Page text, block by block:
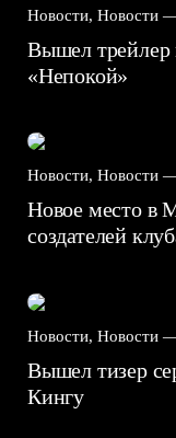
Новости, Новости
Вышел трейлер
«Непокой»
Новости, Новости
Новое место в
создателей
Новости, Новости
Вышел тизер
Кингу